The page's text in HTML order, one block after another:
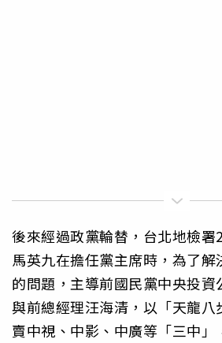
後來經過政黨輪替，台北地檢署
馬英九在擔任黨主席時，為了
的問題，主導前國民黨中央投資
與前總經理汪海清，以「天龍八
賣中視、中影、中廣等「三中」